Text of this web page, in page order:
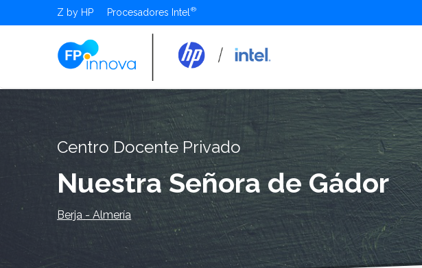
Z by HP Procesadores Intel
Centro Docente Privado
Nuestra Señora de Gádor
Berja - Almería